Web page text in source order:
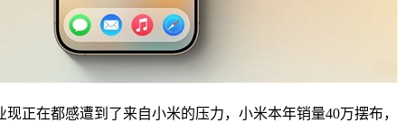
在都感遭到了来自小米的压力，小米本年销量40万摆布，